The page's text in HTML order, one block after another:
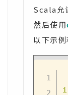
Scala允
然后使用
以下示例